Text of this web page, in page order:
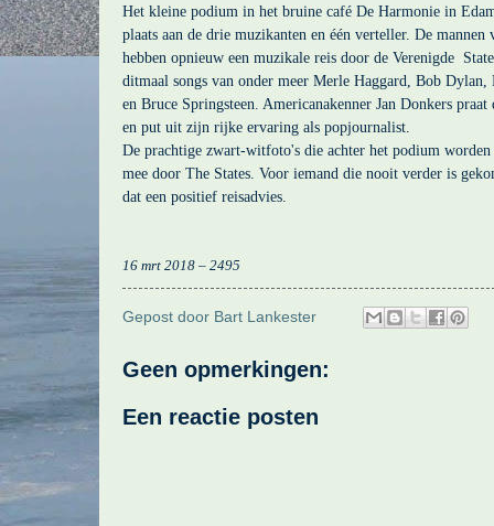
Het kleine podium in het bruine café De Harmonie in
plaats aan de drie muzikanten en één verteller. De mannen
hebben opnieuw een muzikale reis door de Verenigde
ditmaal songs van onder meer Merle Haggard, Bob
en Bruce Springsteen. Americanakenner Jan Donkers praat
en put uit zijn rijke ervaring als popjournalist.
De prachtige zwart-witfoto's die achter het podium
mee door The States. Voor iemand die nooit verder is
dat een positief reisadvies.
16 mrt 2018 – 2495
Gepost door Bart Lankester
Geen opmerkingen:
Een reactie posten